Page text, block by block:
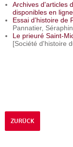
Archives d'articles
disponibles en
Essai d’histoire de
Pannatier,
Le prieuré Saint-
[Société d'histoire
ZURÜCK